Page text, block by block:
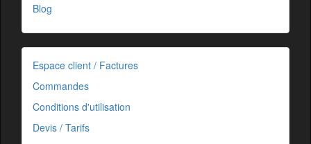
Blog
Espace client / Factures
Commandes
Conditions d'utilisation
Devis / Tarifs